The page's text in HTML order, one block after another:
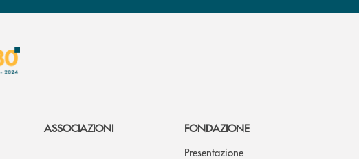
ASSOCIAZIONI
FONDAZIONE
Presentazione